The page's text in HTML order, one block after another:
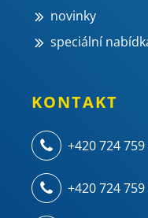
novinky
speciální
KONTAKT
+420 724
+420 724 759